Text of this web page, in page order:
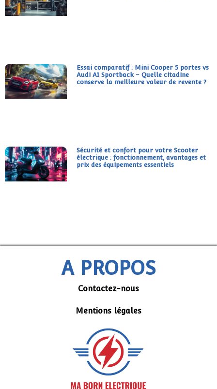
Essai comparatif : Mini Cooper 5 portes vs
Audi A1 Sportback – Quelle citadine
conserve la meilleure valeur de revente ?
Sécurité et confort pour votre Scooter
électrique : fonctionnement, avantages et
prix des équipements essentiels
A PROPOS
Contactez-nous
Mentions légales